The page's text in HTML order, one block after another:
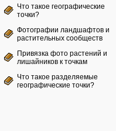
Что такое географические
точки?
Фотографии ландшафтов и
растительных сообществ
Привязка фото растений и
лишайников к точкам
Что такое разделяемые
географические точки?